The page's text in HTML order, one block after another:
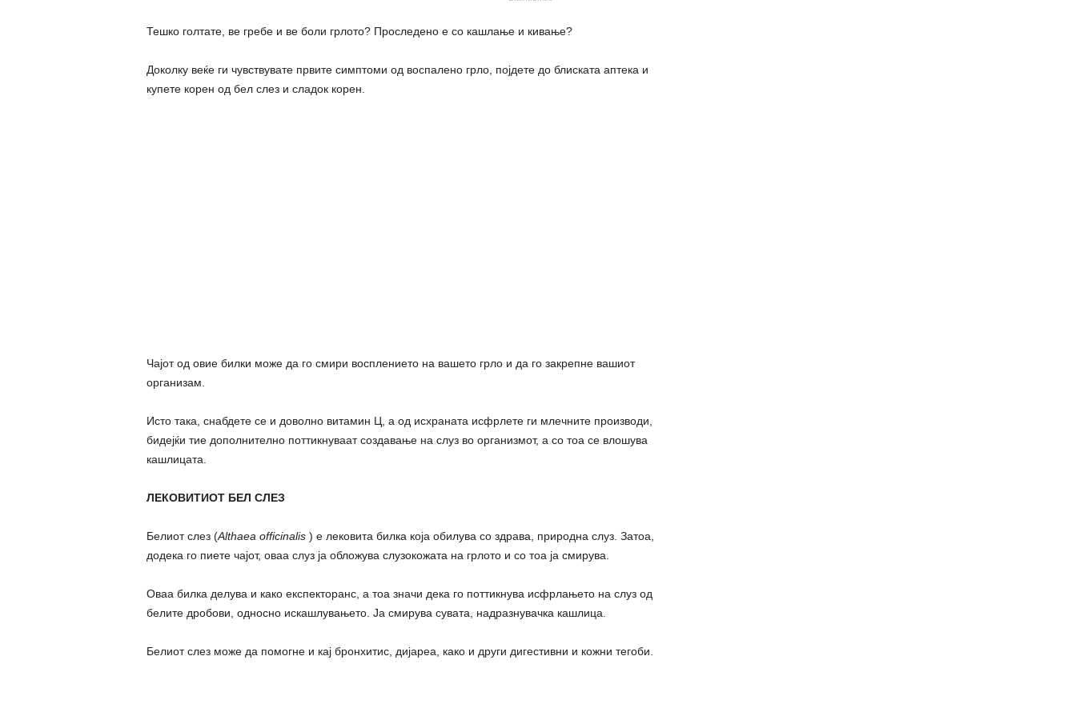
Тешко голтате, ве гребе и ве боли грлото? Проследено е со кашлање и кивање?
Доколку веќе ги чувствувате првите симптоми од воспалено грло, појдете до блиската аптека и
купете корен од бел слез и сладок корен.
Чајот од овие билки може да го смири восплението на вашето грло и да го закрепне вашиот
организам.
Исто така, снабдете се и доволно витамин Ц, а од исхраната исфрлете ги млечните производи,
бидејќи тие дополнително поттикнуваат создавање на слуз во организмот, а со тоа се влошува
кашлицата.
ЛЕКОВИТИОТ БЕЛ СЛЕЗ
Белиот слез (Althaea officinalis) е лековита билка која обилува со здрава, природна слуз. Затоа,
додека го пиете чајот, оваа слуз ја обложува слузокожата на грлото и со тоа ја смирува.
Оваа билка делува и како експекторанс, а тоа значи дека го поттикнува исфрлањето на слуз од
белите дробови, односно искашлувањето. Ја смирува сувата, надразнувачка кашлица.
Белиот слез може да помогне и кај бронхитис, дијареа, како и други дигестивни и кожни тегоби.